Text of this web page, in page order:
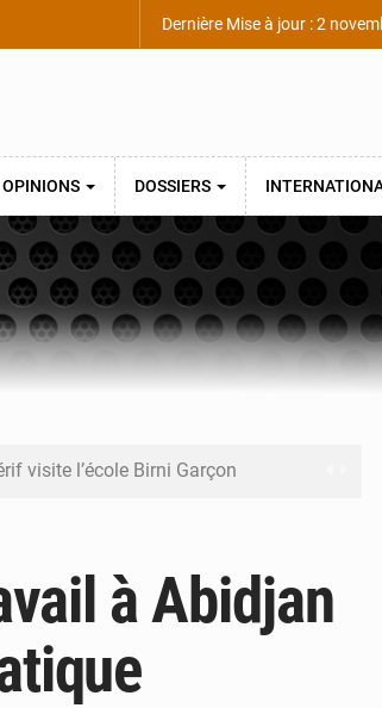
Dernière Mise à jour : 2
OPINIONS DOSSIERS
visite l’école Birni Garçon
du Programme de Refondation
: 74 milliards de FCFA recouvrés par la COLDEFF
terrain de jeu pour la paix
à Abidjan